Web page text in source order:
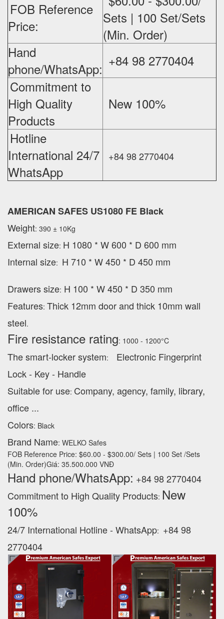
FOB Reference
Price:
Sets | 100 Set/Sets
(Min. Order)
Hand
phone/WhatsApp: +84 98 2770404
Commitment to
High Quality
Products
New 100%
Hotline
International 24/7
WhatsApp
+84 98 2770404
AMERICAN SAFES US1080 FE Black
Weight: 390 ± 10Kg
External size: H 1080 * W 600 * D 600 mm
Internal size: H 710 * W 450 * D 450 mm
Drawers size: H 100 * W 450 * D 350 mm
Features: Thick 12mm door and thick 10mm wall
steel.
Fire resistance rating: 1000 - 1200°C
The smart-locker system:
Electronic Fingerprint
Lock - Key - Handle
Suitable for use: Company, agency, family, library,
office ...
Colors: Black
Brand Name: WELKO Safes
FOB Reference Price: $60.00 - $300.00/ Sets | 100 Set /Sets
(Min. Order)Giá: 35.500.000 VNĐ
Hand phone/WhatsApp: +84 98 2770404
Commitment to High Quality Products: New
100% ‪
24/7 International Hotline - WhatsApp: +84 98
2770404